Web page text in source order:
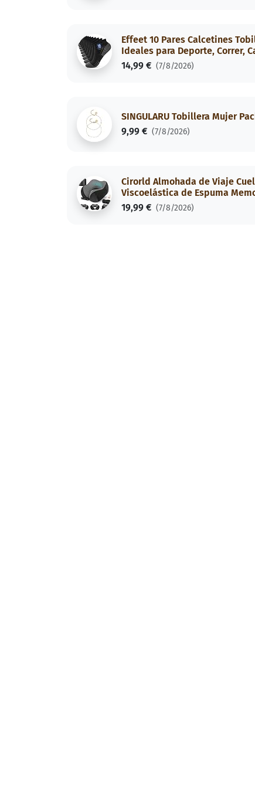
Effeet 10 Pares Calcetines
Ideales para Deporte, Correr,
14,99 € (7/8/2026)
SINGULARU Tobillera Mujer
9,99 € (7/8/2026)
Cirorld Almohada de Viaje
Viscoelástica de Espuma
19,99 € (7/8/2026)